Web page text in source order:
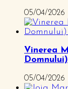
05/04/2026
Vinerea
05/04/2026